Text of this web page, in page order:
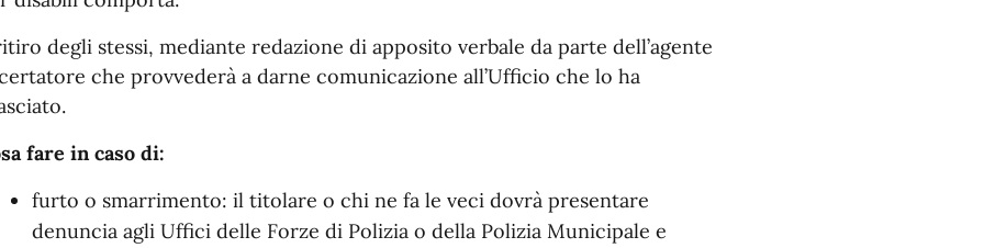
degli stessi, mediante redazione di apposito verbale da parte dell’agente
che provvederà a darne comunicazione all’Ufficio che lo ha
fare in caso di:
furto o smarrimento: il titolare o chi ne fa le veci dovrà presentare
denuncia agli Uffici delle Forze di Polizia o della Polizia Municipale e